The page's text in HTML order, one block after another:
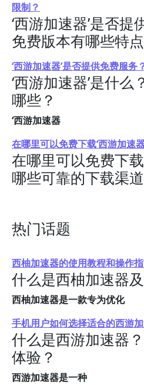
限制？
‘西游加速器’是否
免费版本有哪些特
‘西游加速器’是否提供免费服务
‘西游加速器’是什
哪些？
‘西游加速器
在哪里可以免费下载‘西游加速
在哪里可以免费下载
哪些可靠的下载渠
热门话题
西柚加速器的使用教程和操作
什么是西柚加速器
西柚加速器是一款专为优化
手机用户如何选择适合的西游
什么是西游加速器
体验？
西游加速器是一种